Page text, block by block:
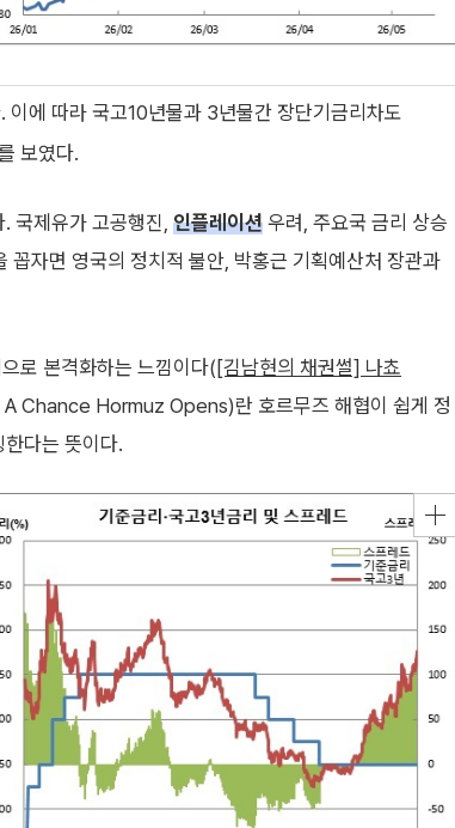
에 따라 국고10년물과 3년물간 장단기금리차도
보였다.
국제유가 고공행진, 인플레이션 우려, 주요국 금리 상승
자면 영국의 정치적 불안, 박홍근 기획예산처 장관과
로 본격화하는 느낌이다( [김남현의 채권썰] 나쵸
Chance Hormuz Opens)란 호르무즈 해협이 쉽게 정
한다는 뜻이다.